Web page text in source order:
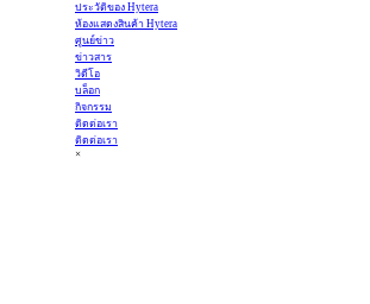
ประวัติของ Hytera
ห้องแสดงสินค้า Hytera
ศูนย์ข่าว
ข่าวสาร
วิดีโอ
บล็อก
กิจกรรม
ติดต่อเรา
ติดต่อเรา
×